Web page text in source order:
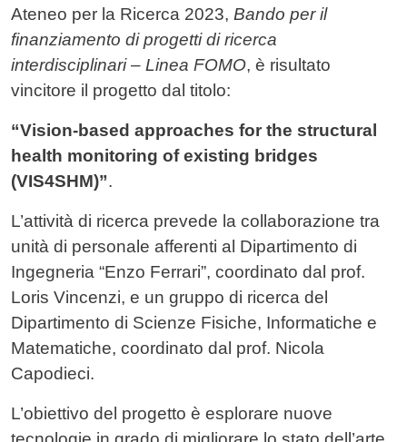
Ateneo per la Ricerca 2023, Bando per il
finanziamento di progetti di ricerca
interdisciplinari – Linea FOMO, è risultato
vincitore il progetto dal titolo:
“Vision-based approaches for the structural
health monitoring of existing bridges
(VIS4SHM)”.
L’attività di ricerca prevede la collaborazione tra
unità di personale afferenti al Dipartimento di
Ingegneria “Enzo Ferrari”, coordinato dal prof.
Loris Vincenzi, e un gruppo di ricerca del
Dipartimento di Scienze Fisiche, Informatiche e
Matematiche, coordinato dal prof. Nicola
Capodieci.
L’obiettivo del progetto è esplorare nuove